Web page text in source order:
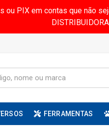
ou PIX em contas que não
FERRAMENTAS